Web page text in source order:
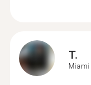
T.
Miami